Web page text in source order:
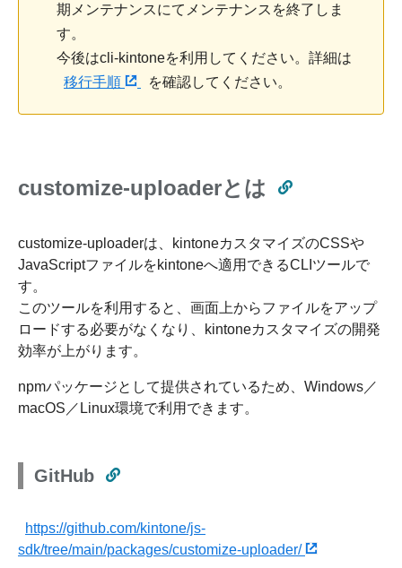
期メンテナンスにてメンテナンスを終了しま
す。
今後はcli-kintoneを利用してください。詳細は
移行手順
を確認してください。
customize-uploaderとは
customize-uploaderは、kintoneカスタマイズのCSSや
JavaScriptファイルをkintoneへ適用できるCLIツールで
す。
このツールを利用すると、画面上からファイルをアップ
ロードする必要がなくなり、kintoneカスタマイズの開発
効率が上がります。
npmパッケージとして提供されているため、Windows／
macOS／Linux環境で利用できます。
GitHub
https://github.com/kintone/js-
sdk/tree/main/packages/customize-uploader/